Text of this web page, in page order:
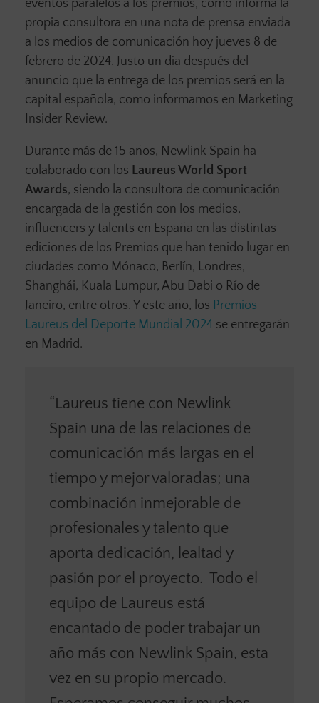
eventos paralelos a los premios, como informa la
propia consultora en una nota de prensa enviada
a los medios de comunicación hoy jueves 8 de
febrero de 2024. Justo un día después del
anuncio que la entrega de los premios será en la
capital española, como informamos en Marketing
Insider Review.
Durante más de 15 años, Newlink Spain ha
colaborado con los Laureus World Sport
Awards, siendo la consultora de comunicación
encargada de la gestión con los medios,
influencers y talents en España en las distintas
ediciones de los Premios que han tenido lugar en
ciudades como Mónaco, Berlín, Londres,
Shanghái, Kuala Lumpur, Abu Dabi o Río de
Janeiro, entre otros. Y este año, los Premios
Laureus del Deporte Mundial 2024 se entregarán
en Madrid.
“Laureus tiene con Newlink
Spain una de las relaciones de
comunicación más largas en el
tiempo y mejor valoradas; una
combinación inmejorable de
profesionales y talento que
aporta dedicación, lealtad y
pasión por el proyecto. Todo el
equipo de Laureus está
encantado de poder trabajar un
año más con Newlink Spain, esta
vez en su propio mercado.